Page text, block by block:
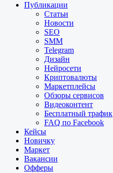
Публикации
Статьи
Новости
SEO
SMM
Telegram
Дизайн
Нейросети
Криптовалюты
Маркетплейсы
Обзоры сервисов
Видеоконтент
Бесплатный трафик
FAQ по Facebook
Кейсы
Новичку
Маркет
Вакансии
Офферы